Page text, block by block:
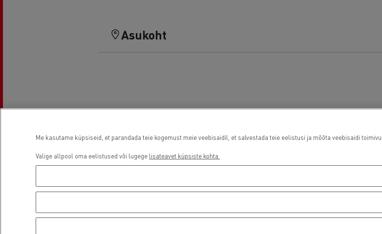
Asukoht
Me kasutame küpsiseid, et parandada teie kogemust meie veebisaidil, et salvestada teie eelistusi ja mõõta veebisaidi
Valige allpool oma eelistused või lugege lisateavet küpsiste kohta.